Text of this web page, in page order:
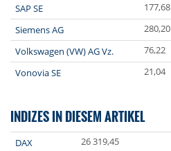
SAP SE
177,68
Siemens AG
280,20
Volkswagen (VW) AG Vz.
76,22
Vonovia SE
21,04
INDIZES IN DIESEM ARTIKEL
DAX 26 319,45